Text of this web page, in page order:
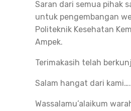
Saran dari semua pihak
untuk pengembangan
Politeknik Kesehatan
Ampek.
Terimakasih telah
Salam hangat dari
Wassalamu’alaikum